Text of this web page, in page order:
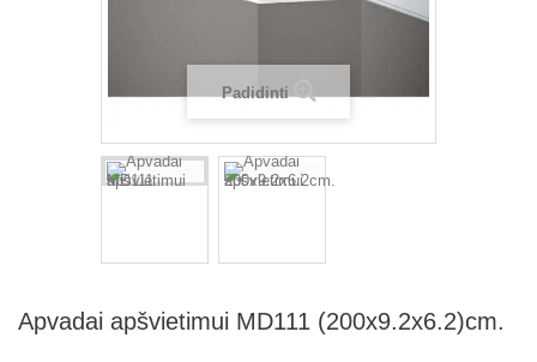
Padidinti
Apvadai apšvietimui MD111 (200x9.2x6.2)cm.